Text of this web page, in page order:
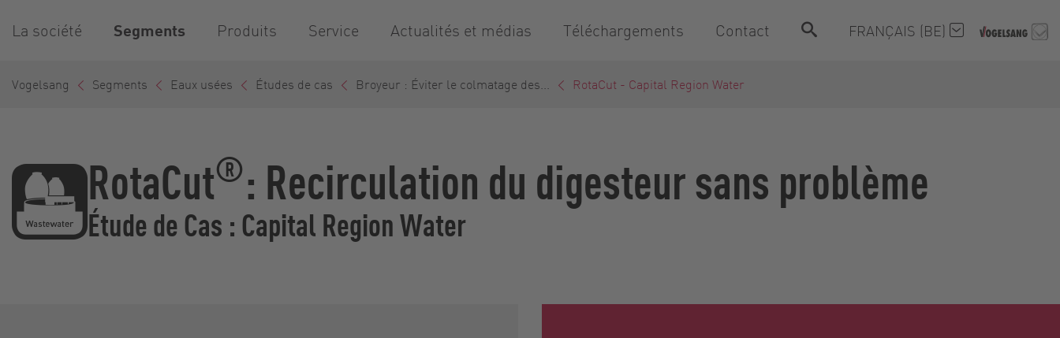
La société Segments Produits Service Actualités et médias Téléchargements Contact FRANÇAIS (BE)
Vogelsang Segments Eaux usées Études de cas Broyeur : Éviter le colmatage des... RotaCut - Capital Region Water
RotaCut®: Recirculation du digesteur sans problème
Étude de Cas : Capital Region Water